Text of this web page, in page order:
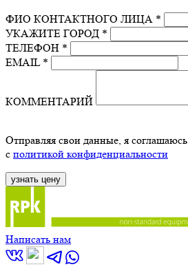
ФИО КОНТАКТНОГО ЛИЦА *
УКАЖИТЕ ГОРОД *
ТЕЛЕФОН *
EMAIL *
КОММЕНТАРИЙ
Отправляя свои данные, я соглашаюсь
с политикой конфиденциальности
Написать нам